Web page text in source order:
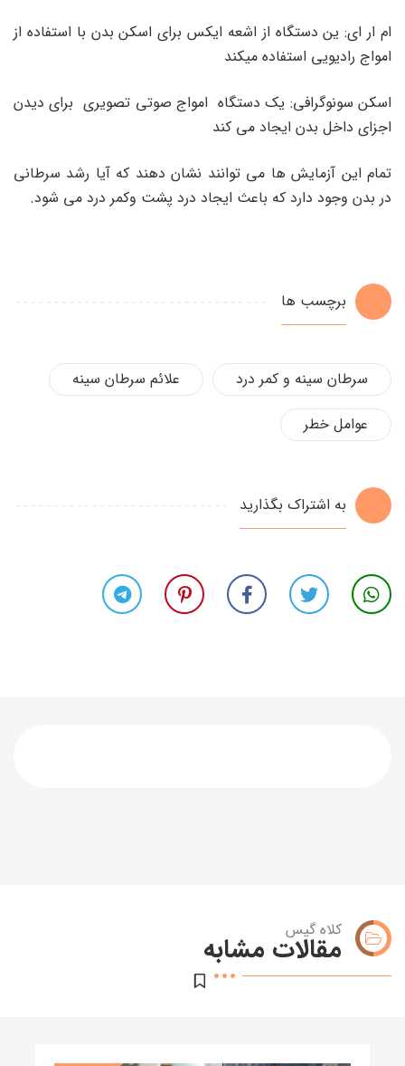
ام ار ای: ین دستگاه از اشعه ایکس برای اسکن بدن با استفاده از
امواج رادیویی استفاده میکند
اسکن سونوگرافی: یک دستگاه امواج صوتی تصویری برای دیدن
اجزای داخل بدن ایجاد می کند
تمام این آزمایش ها می توانند نشان دهند که آیا رشد سرطانی
در بدن وجود دارد که باعث ایجاد درد پشت وکمر درد می شود.
برچسب ها
سرطان سینه و کمر درد
علائم سرطان سینه
عوامل خطر
به اشتراک بگذارید
کلاه گیس
مقالات مشابه